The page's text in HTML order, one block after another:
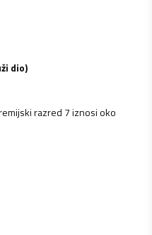
dio)
razred 7 iznosi oko